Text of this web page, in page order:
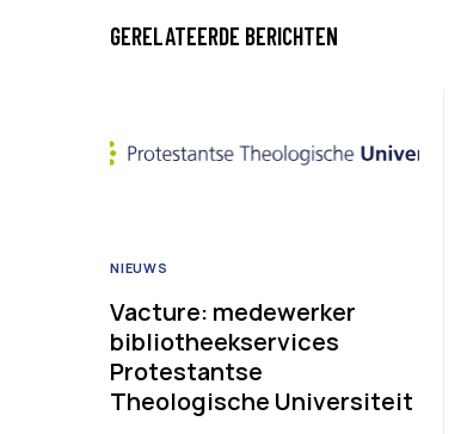
GERELATEERDE BERICHTEN
NIEUWS
Vacture: medewerker
bibliotheekservices
Protestantse
Theologische Universiteit